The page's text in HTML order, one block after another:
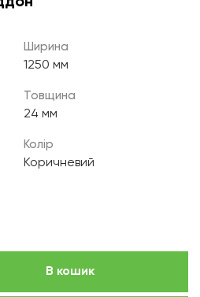
Ширина
1250 мм
Товщина
24 мм
Колір
Коричневий
В кошик